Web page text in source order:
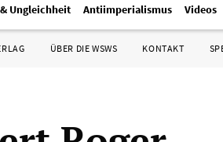
Ungleichheit Antiimperialismus Videos
ÜBER DIE WSWS KONTAKT